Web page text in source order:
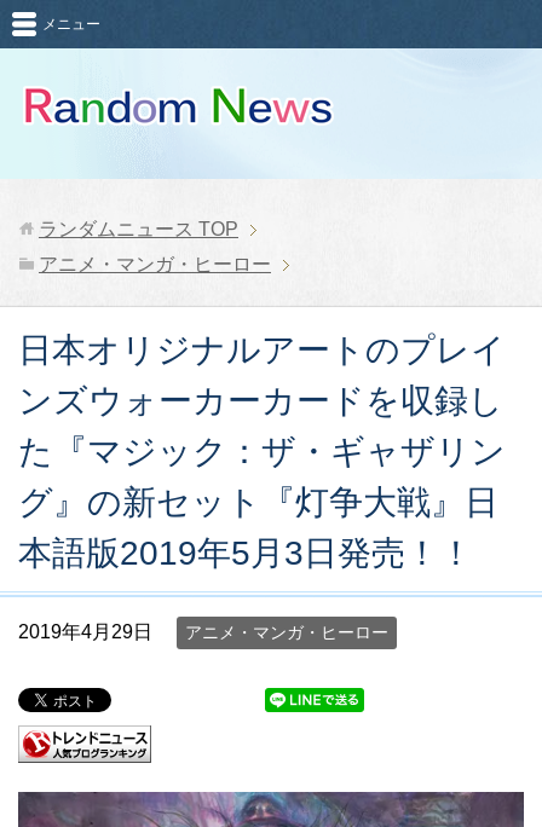
メニュー
ランダムニュース TOP
アニメ・マンガ・ヒーロー
日本オリジナルアートのプレイ
ンズウォーカーカードを収録し
た『マジック：ザ・ギャザリン
グ』の新セット『灯争大戦』日
本語版2019年5月3日発売！！
2019年4月29日 アニメ・マンガ・ヒーロー